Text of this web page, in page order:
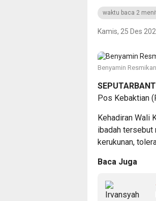
waktu baca 2
Kamis, 25 Des
Benyamin
Pos Kebaktian
Kehadiran Wali
ibadah tersebut
kerukunan,
Baca Juga